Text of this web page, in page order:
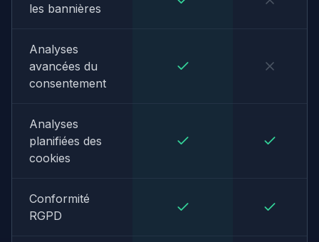
les bannières
Analyses
avancées du
consentement
Analyses
planifiées des
cookies
Conformité
RGPD